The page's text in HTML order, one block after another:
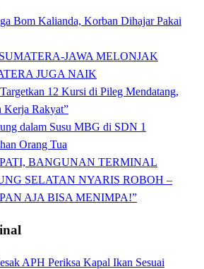
Bom Kalianda, Korban Dihajar Pakai
JAWA MELONJAK
JUGA NAIK
12 Kursi di Pileg Mendatang,
Kerja Rakyat”
dalam Susu MBG di SDN 1
Orang Tua
BANGUNAN TERMINAL
SELATAN NYARIS ROBOH –
AJA BISA MENIMPA!”
APH Periksa Kapal Ikan Sesuai